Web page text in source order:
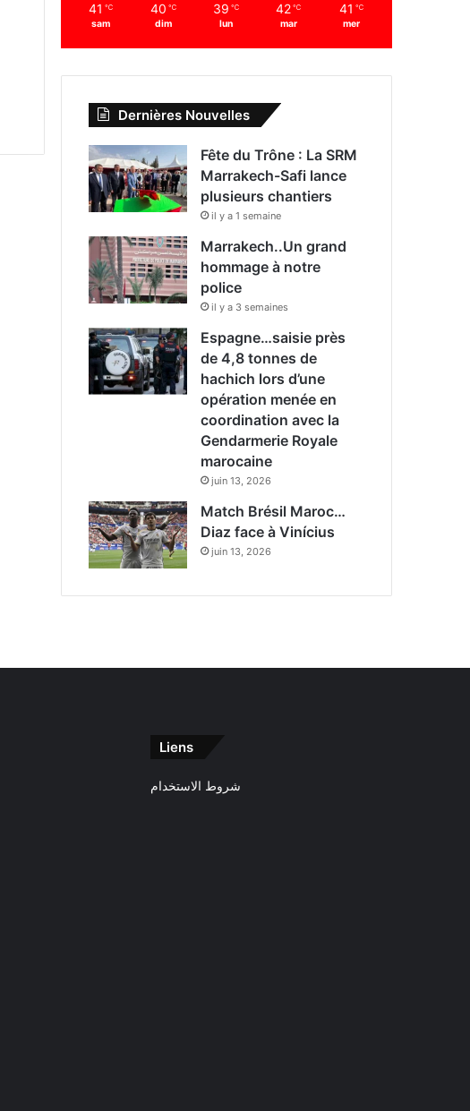
41 ℃
sam
40 ℃
dim
39 ℃
lun
42 ℃
mar
41 ℃
mer
Dernières Nouvelles
Fête du Trône : La SRM
Marrakech-Safi lance
plusieurs chantiers
il y a 1 semaine
Marrakech..Un grand
hommage à notre
police
il y a 3 semaines
Espagne…saisie près
de 4,8 tonnes de
hachich lors d’une
opération menée en
coordination avec la
Gendarmerie Royale
marocaine
juin 13, 2026
Match Brésil Maroc…
Diaz face à Vinícius
juin 13, 2026
Liens
شروط الاستخدام